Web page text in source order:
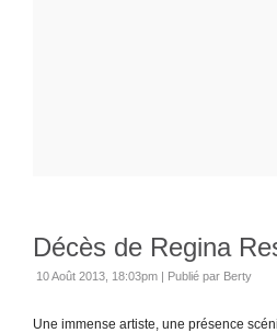
Décès de Regina
10 Août 2013, 18:03pm | Publié par Berty
Une immense artiste, une présence